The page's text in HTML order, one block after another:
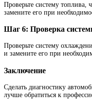
Проверьте систему топлива,
замените его при
Шаг 6: Проверка
Проверьте систему
и замените его при
Заключение
Сделать диагностику
лучше обратиться к